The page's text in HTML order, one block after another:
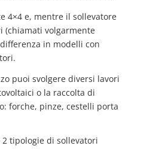
4×4 e, mentre il sollevatore
(chiamati volgarmente
in modelli con
puoi svolgere diversi lavori
o la raccolta di
forche, pinze, cestelli porta
2 tipologie di sollevatori